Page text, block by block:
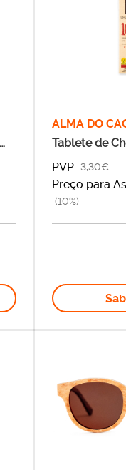
ALMA DO
Tablete de
PVP 3,30€
Preço para
(10%)